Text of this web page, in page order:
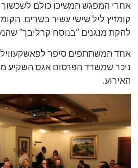
אחרי המפגש המשיכו כולם לשכשוך
קומזיץ ליל שישי עשיר בשרים.
להקת מנגנים “בנוסח קרליבך”
אחד המשתתפים סיפר לפאשקעוויל
ניכר שמשרד הפרסום אגס השקיע
האירוע.